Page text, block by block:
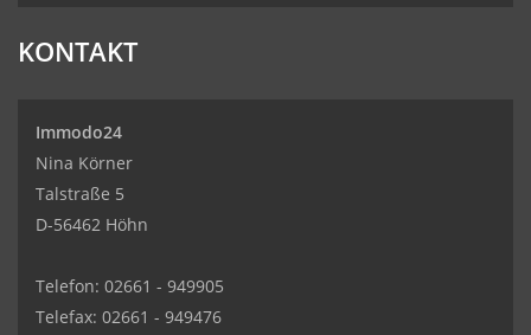
KONTAKT
Immodo24
Nina Körner
Talstraße 5
D-56462 Höhn
Telefon: 02661 - 949905
Telefax: 02661 - 949476